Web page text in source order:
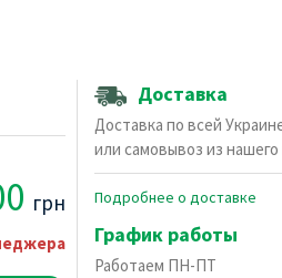
грн
Доставка
Доставка по всей
или самовывоз из нашего
Подробнее о доставке
График работы
Работаем ПН-ПТ